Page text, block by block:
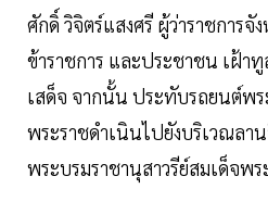
ศักดิ์ วิจิตร์แสงศรี ผู้ว่าราชการจั
ข้าราชการ และประชาชน เฝ้า
เสด็จ จากนั้น ประทับรถยนต์พร
พระราชดำเนินไปยังบริเวณล
พระบรมราชานุสาวรีย์สมเด็จพ